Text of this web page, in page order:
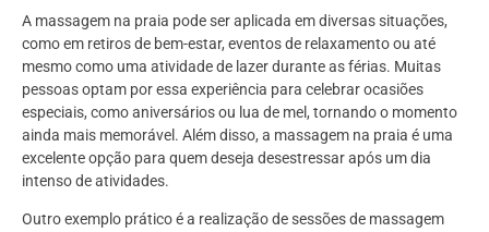
A massagem na praia pode ser aplicada em diversas situações,
como em retiros de bem-estar, eventos de relaxamento ou até
mesmo como uma atividade de lazer durante as férias. Muitas
pessoas optam por essa experiência para celebrar ocasiões
especiais, como aniversários ou lua de mel, tornando o momento
ainda mais memorável. Além disso, a massagem na praia é uma
excelente opção para quem deseja desestressar após um dia
intenso de atividades.
Outro exemplo prático é a realização de sessões de massagem